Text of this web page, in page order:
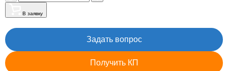
В заявку
Задать вопрос
Получить КП